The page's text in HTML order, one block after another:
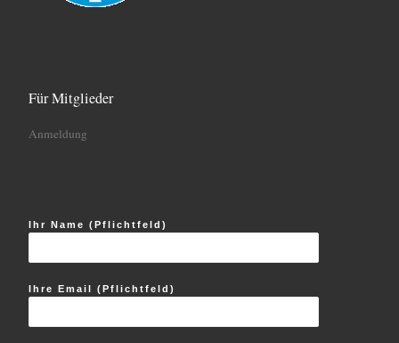
Für Mitglieder
Anmeldung
Ihr Name (Pflichtfeld)
Ihre Email (Pflichtfeld)